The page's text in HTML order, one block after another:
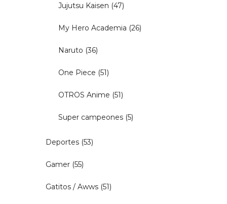
Jujutsu Kaisen (47)
My Hero Academia (26)
Naruto (36)
One Piece (51)
OTROS Anime (51)
Super campeones (5)
Deportes (53)
Gamer (55)
Gatitos / Awws (51)